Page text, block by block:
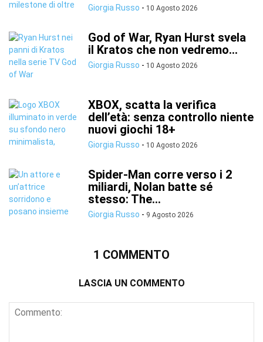
Giorgia Russo - 10 Agosto 2026
God of War, Ryan Hurst svela
il Kratos che non vedremo...
Giorgia Russo - 10 Agosto 2026
XBOX, scatta la verifica
dell’età: senza controllo niente
nuovi giochi 18+
Giorgia Russo - 10 Agosto 2026
Spider-Man corre verso i 2
miliardi, Nolan batte sé
stesso: The...
Giorgia Russo - 9 Agosto 2026
1 COMMENTO
LASCIA UN COMMENTO